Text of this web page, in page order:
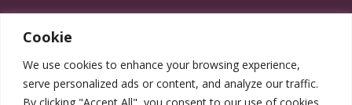
Cookie
We use cookies to enhance your browsing experience,
serve personalized ads or content, and analyze our traffic.
By clicking "Accept All", you consent to our use of cookies.